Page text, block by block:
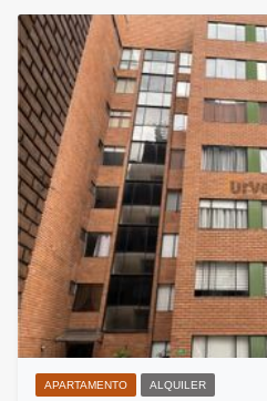
APARTAMENTO ALQUILER